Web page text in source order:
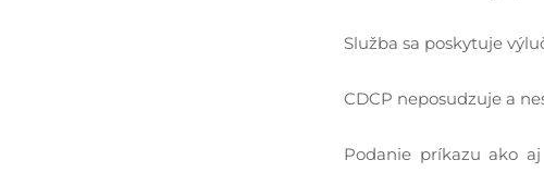
Služba sa poskytuje
CDCP neposudzuje a
Podanie príkazu ako